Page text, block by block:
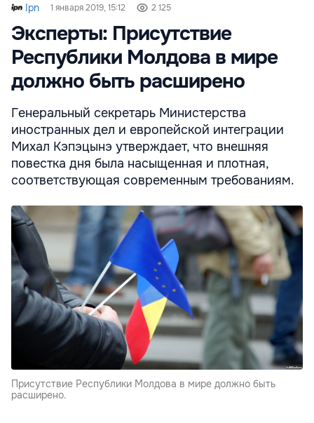
Ipn 1 января 2019, 15:12 2 125
Эксперты: Присутствие
Республики Молдова в мире
должно быть расширено
Генеральный секретарь Министерства
иностранных дел и европейской интеграции
Михал Кэпэцынэ утверждает, что внешняя
повестка дня была насыщенная и плотная,
соответствующая современным требованиям.
Присутствие Республики Молдова в мире должно быть
расширено.